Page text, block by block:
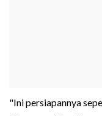
"Ini persiapannya